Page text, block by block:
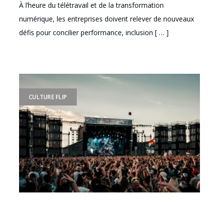
À l’heure du télétravail et de la transformation
numérique, les entreprises doivent relever de nouveaux
défis pour concilier performance, inclusion [ … ]
CULTURE FLIP